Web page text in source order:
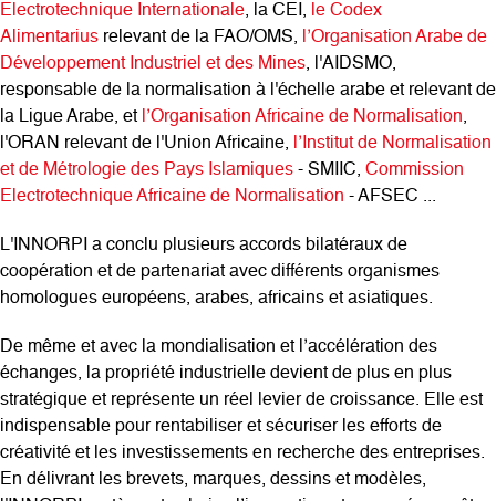
Electrotechnique Internationale, la CEI, le Codex
Alimentarius relevant de la FAO/OMS,
l’Organisation Arabe de
Développement Industriel et des Mines, l'AIDSMO,
responsable de la normalisation à l'échelle arabe et relevant de
la Ligue Arabe, et l’Organisation Africaine de Normalisation,
l'ORAN relevant de l'Union Africaine,
l’Institut de Normalisation
et de Métrologie des Pays Islamiques - SMIIC, Commission
Electrotechnique Africaine de Normalisation - AFSEC ...
L'INNORPI a conclu plusieurs accords bilatéraux de
coopération et de partenariat avec différents organismes
homologues européens, arabes, africains et asiatiques.
De même et avec la mondialisation et l’accélération des
échanges, la propriété industrielle devient de plus en plus
stratégique et représente un réel levier de croissance. Elle est
indispensable pour rentabiliser et sécuriser les efforts de
créativité et les investissements en recherche des entreprises.
En délivrant les brevets, marques, dessins et modèles,